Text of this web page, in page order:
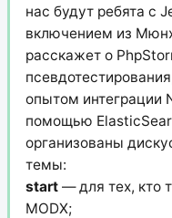
нас будут ребята с
включением из
расскажет о
опытом интеграции
помощью
организованы
темы:
start— для тех, кто
MODX;